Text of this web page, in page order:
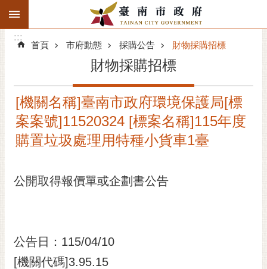
跳到主要內容區塊
搜
階
精彩府城
市府動態
市民互動
:::
:::
首頁 市府動態 採購公告 財物採購招標
財物採購招標
[機關名稱]臺南市政府環境保護局[標
案案號]11520324 [標案名稱]115年度
購置垃圾處理用特種小貨車1臺
公開取得報價單或企劃書公告
公告日：115/04/10
[機關代碼]3.95.15